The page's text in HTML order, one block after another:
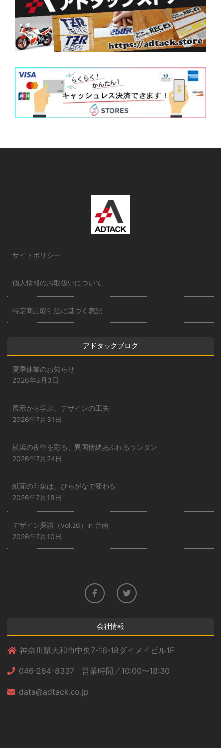
サイトポリシー
個人情報のお取扱いについて
特定商品取引法に基づく表記
アドタックブログ
夏季休業のお知らせ
2026年8月3日
展示から学ぶ、デザインの工夫
2026年7月31日
横浜の夜空を彩る、異国情緒あふれるランタン
2026年7月24日
紙面の印象は、ひらがなで変わる
2026年7月18日
デザイン探訪（vol.26）in 台南
2026年7月10日
会社情報
神奈川県大和市中央7-16-18ダイメイビル1F
046-264-8337 営業時間／10:00〜18:30
data@adtack.co.jp